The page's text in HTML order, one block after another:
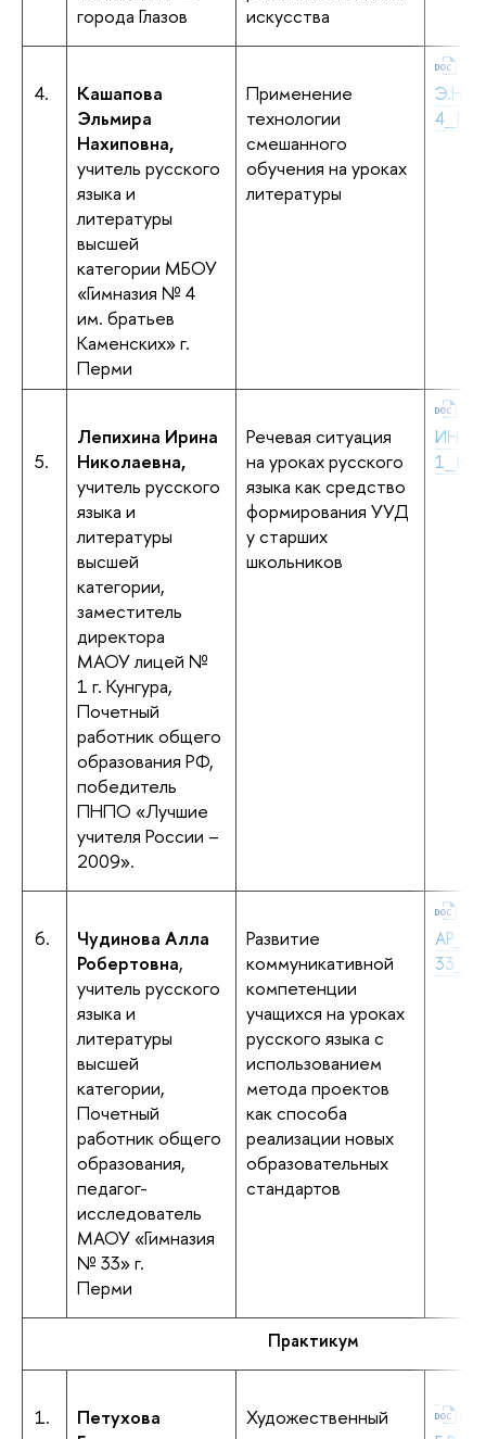
города Глазов
искусства
4.
Кашапова
Эльмира
Нахиповна,
учитель русского
языка и
литературы
высшей
категории МБОУ
«Гимназия № 4
им. братьев
Каменских» г.
Перми
Применение
технологии
смешанного
обучения на уроках
литературы
5.
Лепихина Ирина
Николаевна,
учитель русского
языка и
литературы
высшей
категории,
заместитель
директора
МАОУ лицей №
1 г. Кунгура,
Почетный
работник общего
образования РФ,
победитель
ПНПО «Лучшие
учителя России –
2009».
Речевая ситуация
на уроках русского
языка как средство
формирования УУД
у старших
школьников
6.
Чудинова Алла
Робертовна,
учитель русского
языка и
литературы
высшей
категории,
Почетный
работник общего
образования,
педагог-
исследователь
МАОУ «Гимназия
№ 33» г.
Перми
Развитие
коммуникативной
компетенции
учащихся на уроках
русского языка с
использованием
метода проектов
как способа
реализации новых
образовательных
стандартов
Практикум
1.
Петухова
Художественный